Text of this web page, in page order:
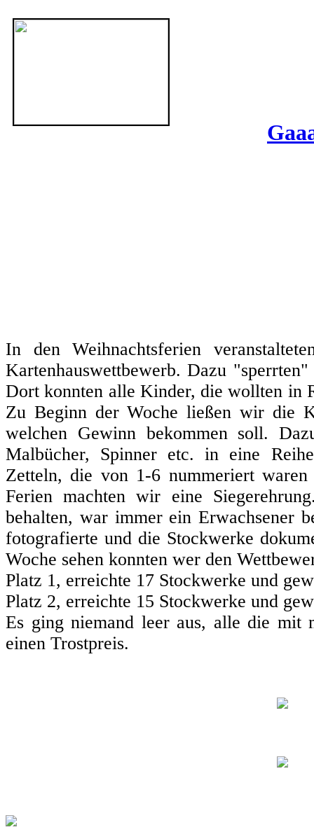
In den Weihnachtsferien
Kartenhauswettbewerb. Dazu
Dort konnten alle Kinder, die wollten in
Zu Beginn der Woche ließen wir die
welchen Gewinn bekommen soll.
Malbücher, Spinner etc. in eine
Zetteln, die von 1-6 nummeriert
Ferien machten wir eine
behalten, war immer ein Erwachsener
fotografierte und die Stockwerke
Woche sehen konnten wer den
Platz 1, erreichte 17 Stockwerke und
Platz 2, erreichte 15 Stockwerke und
Es ging niemand leer aus, alle die mit
einen Trostpreis.